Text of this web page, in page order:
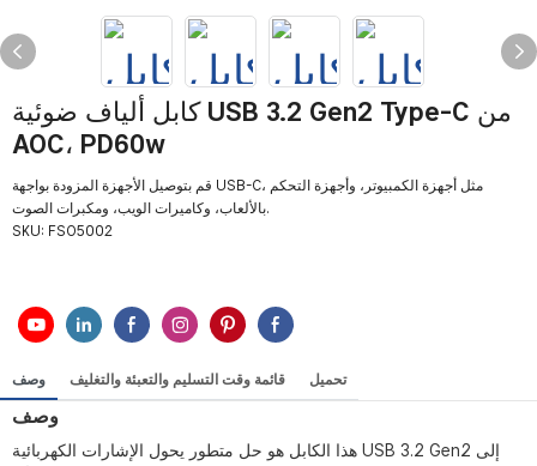
كابل ألياف ضوئية USB 3.2 Gen2 Type-C من
AOC، PD60w
قم بتوصيل الأجهزة المزودة بواجهة USB-C، مثل أجهزة الكمبيوتر، وأجهزة التحكم
بالألعاب، وكاميرات الويب، ومكبرات الصوت.
SKU: FSO5002
وصف قائمة وقت التسليم والتعبئة والتغليف تحميل
وصف
هذا الكابل هو حل متطور يحول الإشارات الكهربائية USB 3.2 Gen2 إلى